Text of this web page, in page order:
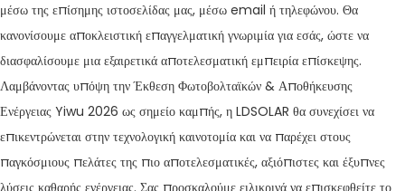
μέσω της επίσημης ιστοσελίδας μας, μέσω email ή τηλεφώνου. Θα
κανονίσουμε αποκλειστική επαγγελματική γνωριμία για εσάς, ώστε να
διασφαλίσουμε μια εξαιρετικά αποτελεσματική εμπειρία επίσκεψης.
Λαμβάνοντας υπόψη την Έκθεση Φωτοβολταϊκών & Αποθήκευσης
Ενέργειας Yiwu 2026 ως σημείο καμπής, η LDSOLAR θα συνεχίσει να
επικεντρώνεται στην τεχνολογική καινοτομία και να παρέχει στους
παγκόσμιους πελάτες της πιο αποτελεσματικές, αξιόπιστες και έξυπνες